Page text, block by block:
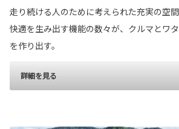
走り続ける人のために考えられた充実の空間
快適を生み出す機能の数々が、クルマとワ
を作り出す。
詳細を見る